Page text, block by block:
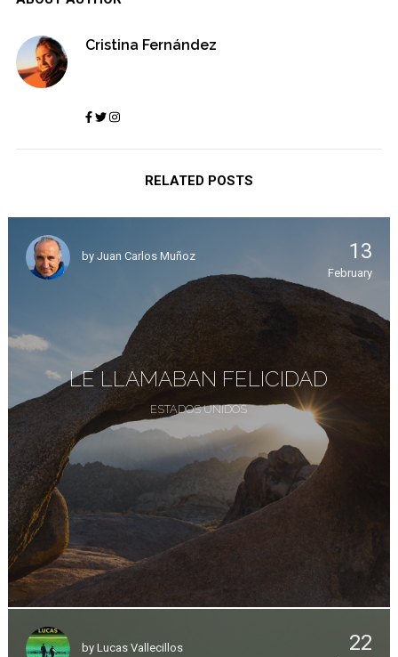
Cristina Fernández
RELATED POSTS
by Juan Carlos Muñoz 13
February
LE LLAMABAN FELICIDAD
ESTADOS UNIDOS
by Lucas Vallecillos 22